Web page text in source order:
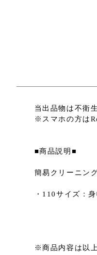
当出品物は不衛
※スマホの方は
■商品説明■
簡易クリーニン
・110サイズ：
※商品内容は以